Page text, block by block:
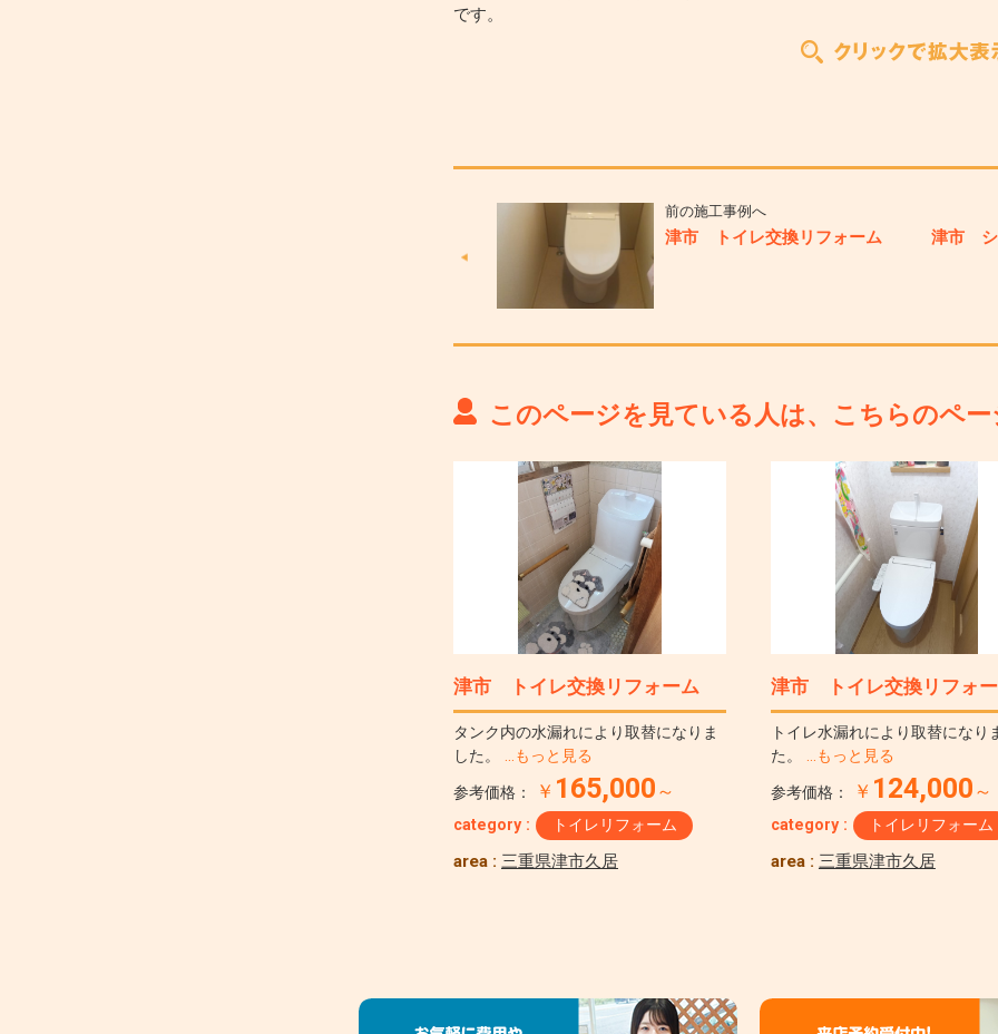
です。
前の施工事例へ
津市 トイレ交換リフォーム 津市 シ
このページを見ている人は、こちらのペ
津市 トイレ交換リフォーム
タンク内の水漏れにより取替になりま
した。
…もっと見る
参考価格： ￥ 165,000 ～
category : トイレリフォーム
area : 三重県津市久居
津市 トイレ交換リフォ
トイレ水漏れにより取替になり
た。
…もっと見る
参考価格： ￥ 124,000 ～
category : トイレリフォーム
area : 三重県津市久居